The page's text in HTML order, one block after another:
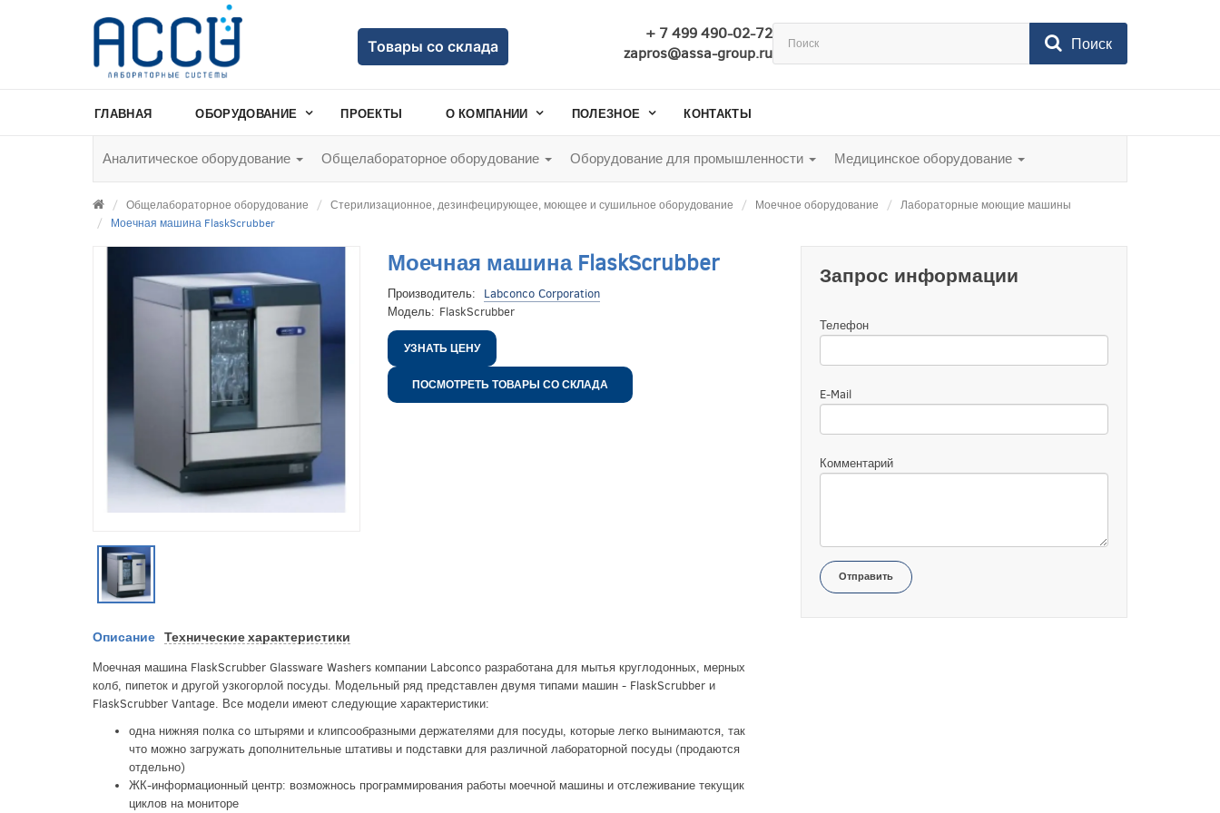
Товары со склада
+ 7 499 490-02-72
zapros@assa-group.ru
Поиск
ГЛАВНАЯ ОБОРУДОВАНИЕ ПРОЕКТЫ О КОМПАНИИ ПОЛЕЗНОЕ КОНТАКТЫ
Аналитическое оборудование Общелабораторное оборудование Оборудование для промышленности Медицинское оборудование
Общелабораторное оборудование Стерилизационное, дезинфецирующее, моющее и сушильное оборудование Моечное оборудование
Лабораторные моющие машины
Моечная машина FlaskScrubber
Моечная машина FlaskScrubber
Производитель:
Labconco Corporation
Модель: FlaskScrubber
УЗНАТЬ ЦЕНУ
ПОСМОТРЕТЬ ТОВАРЫ СО СКЛАДА
Описание Технические характеристики
Моечная машина FlaskScrubber Glassware Washers компании Labconco разработана для мытья круглодонных, мерных
колб, пипеток и другой узкогорлой посуды. Модельный ряд представлен двумя типами машин - FlaskScrubber и
FlaskScrubber Vantage. Все модели имеют следующие характеристики:
одна нижняя полка сo штырями и клипсообразными держателями для посуды, которые легко вынимаются, так
что можно загружать дополнительные штативы и подставки для различной лабораторной посуды (продаются
отдельно)
ЖК-информационный центр: возможнось программирования работы моечной машины и отслеживание текущик
циклов на мониторе
Запрос информации
Телефон
E-Mail
Комментарий
Отправить